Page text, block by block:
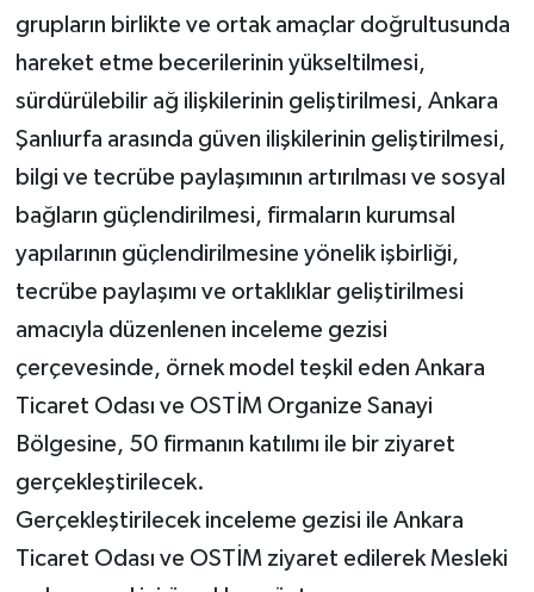
grupların birlikte ve ortak amaçlar doğrultusunda
hareket etme becerilerinin yükseltilmesi,
sürdürülebilir ağ ilişkilerinin geliştirilmesi, Ankara
Şanlıurfa arasında güven ilişkilerinin geliştirilmesi,
bilgi ve tecrübe paylaşımının artırılması ve sosyal
bağların güçlendirilmesi, firmaların kurumsal
yapılarının güçlendirilmesine yönelik işbirliği,
tecrübe paylaşımı ve ortaklıklar geliştirilmesi
amacıyla düzenlenen inceleme gezisi
çerçevesinde, örnek model teşkil eden Ankara
Ticaret Odası ve OSTİM Organize Sanayi
Bölgesine, 50 firmanın katılımı ile bir ziyaret
gerçekleştirilecek.
Gerçekleştirilecek inceleme gezisi ile Ankara
Ticaret Odası ve OSTİM ziyaret edilerek Mesleki